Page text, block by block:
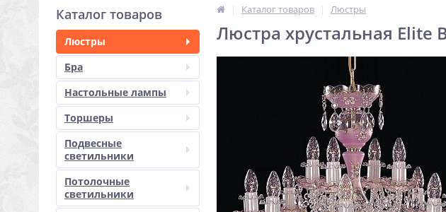
Каталог товаров
Люстры
Бра
Настольные лампы
Торшеры
Подвесные
светильники
Потолочные
светильники
| Каталог товаров | Люстры
Люстра хрустальная Elite